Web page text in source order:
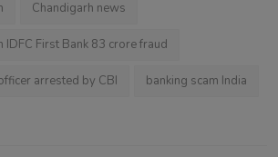
Chandigarh news
IDFC First Bank 83 crore fraud
arrested by CBI banking scam India